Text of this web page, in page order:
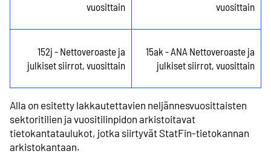
vuosittain
vuosittain
152j - Nettoveroaste ja
julkiset siirrot, vuosittain
15ak - ANA Nettoveroaste ja
julkiset siirrot, vuosittain
Alla on esitetty lakkautettavien neljännesvuosittaisten
sektoritilien ja vuositilinpidon arkistoitavat
tietokantataulukot, jotka siirtyvät StatFin-tietokannan
arkistokantaan.